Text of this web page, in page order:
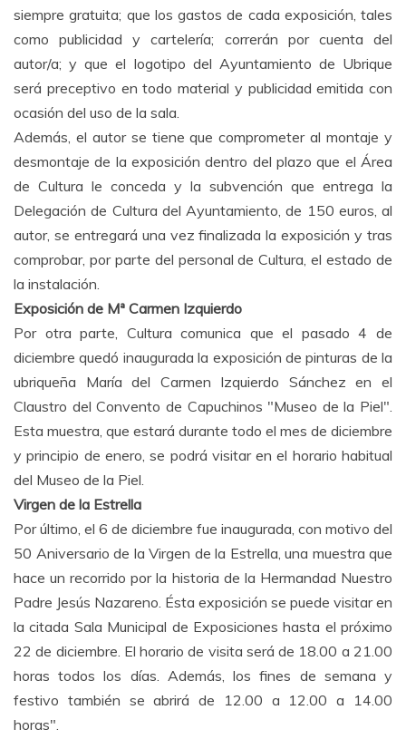
siempre gratuita; que los gastos de cada exposición, tales
como publicidad y cartelería; correrán por cuenta del
autor/a; y que el logotipo del Ayuntamiento de Ubrique
será preceptivo en todo material y publicidad emitida con
ocasión del uso de la sala.
Además, el autor se tiene que comprometer al montaje y
desmontaje de la exposición dentro del plazo que el Área
de Cultura le conceda y la subvención que entrega la
Delegación de Cultura del Ayuntamiento, de 150 euros, al
autor, se entregará una vez finalizada la exposición y tras
comprobar, por parte del personal de Cultura, el estado de
la instalación.
Exposición de Mª Carmen Izquierdo
Por otra parte, Cultura comunica que el pasado 4 de
diciembre quedó inaugurada la exposición de pinturas de la
ubriqueña María del Carmen Izquierdo Sánchez en el
Claustro del Convento de Capuchinos "Museo de la Piel".
Esta muestra, que estará durante todo el mes de diciembre
y principio de enero, se podrá visitar en el horario habitual
del Museo de la Piel.
Virgen de la Estrella
Por último, el 6 de diciembre fue inaugurada, con motivo del
50 Aniversario de la Virgen de la Estrella, una muestra que
hace un recorrido por la historia de la Hermandad Nuestro
Padre Jesús Nazareno. Ésta exposición se puede visitar en
la citada Sala Municipal de Exposiciones hasta el próximo
22 de diciembre. El horario de visita será de 18.00 a 21.00
horas todos los días. Además, los fines de semana y
festivo también se abrirá de 12.00 a 12.00 a 14.00
horas".